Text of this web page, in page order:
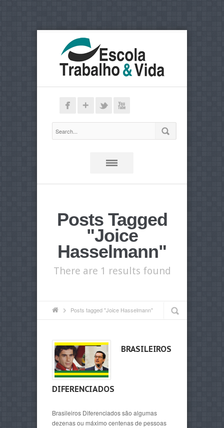
Posts Tagged
"Joice
Hasselmann"
There are 1 results found
Posts tagged "Joice Hasselmann"
BRASILEIROS
DIFERENCIADOS
Brasileiros Diferenciados são algumas
dezenas ou máximo centenas de pessoas